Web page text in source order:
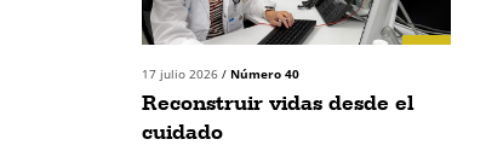
17 julio 2026 / Número 40
Reconstruir vidas desde el
cuidado